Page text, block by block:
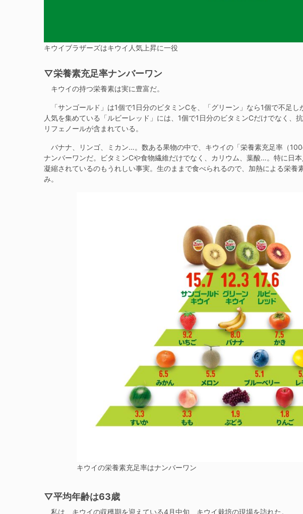
キウイブラザーズはキウイ人気上昇に一役
▽栄養素充足率ナンバーワン
キウイの持つ栄養素は実に豊富だ。
「サンゴールド」は1個で1日分のビタミンCを、「グリーン」なら1個で不足し
人気を集めている「ルビーレッド」には、1個で1日分のビタミンCだけでなく、
リフェノールが含まれている。
バナナ、リンゴ、ミカン…。数ある果物の中で、キウイの「栄養素充足率（
ナンバーワンだ。ビタミンCや食物繊維だけでなく、カリウム、葉酸…。特に日
凝縮されているのもうれしい事実。生のままで食べられるので、加熱による栄養
み。
キウイの栄養素充足率はナンバーワン
▽平均年齢は63歳
私は、キウイの収穫期を迎えている4月中旬、キウイ栽培の現場を訪れた。